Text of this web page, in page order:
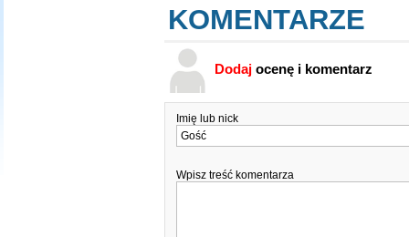
KOMENTARZE
Dodajocenę i komentarz
Imię lub nick
Wpisz treść komentarza